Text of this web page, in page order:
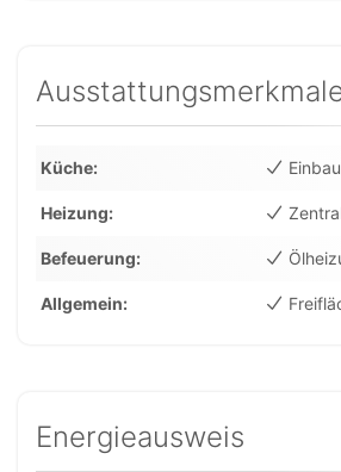
Küche
Heizung
Befeuerung
Allgemein
Energieausweis